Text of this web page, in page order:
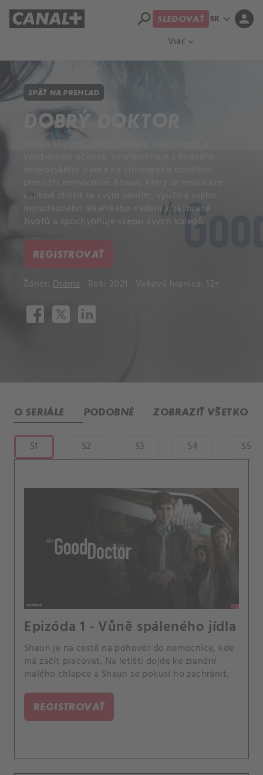
Viac expand_more
search SLEDOVAŤ SK expand_more person
SPÄŤ NA PREHĽAD
DOBRÝ DOKTOR
Shaun Murphy, mladý chirurg s autismem a
osobně sblížit se svým okolím, využívá svého
mimořádného lékařského nadání k záchraně
životů a zpochybňuje skepsi svých kolegů.
REGISTROVAŤ
Žáner: Dráma Rok: 2021 Veková hranica: 12+
O SERIÁLE PODOBNÉ ZOBRAZIŤ VŠETKO
S1 S2 S3 S4 S5
Epizóda 1 - Vůně spáleného jídla
Shaun je na cestě na pohovor do nemocnice, kde
má začít pracovat. Na letišti dojde ke zranění
malého chlapce a Shaun se pokusí ho zachránit.
REGISTROVAŤ